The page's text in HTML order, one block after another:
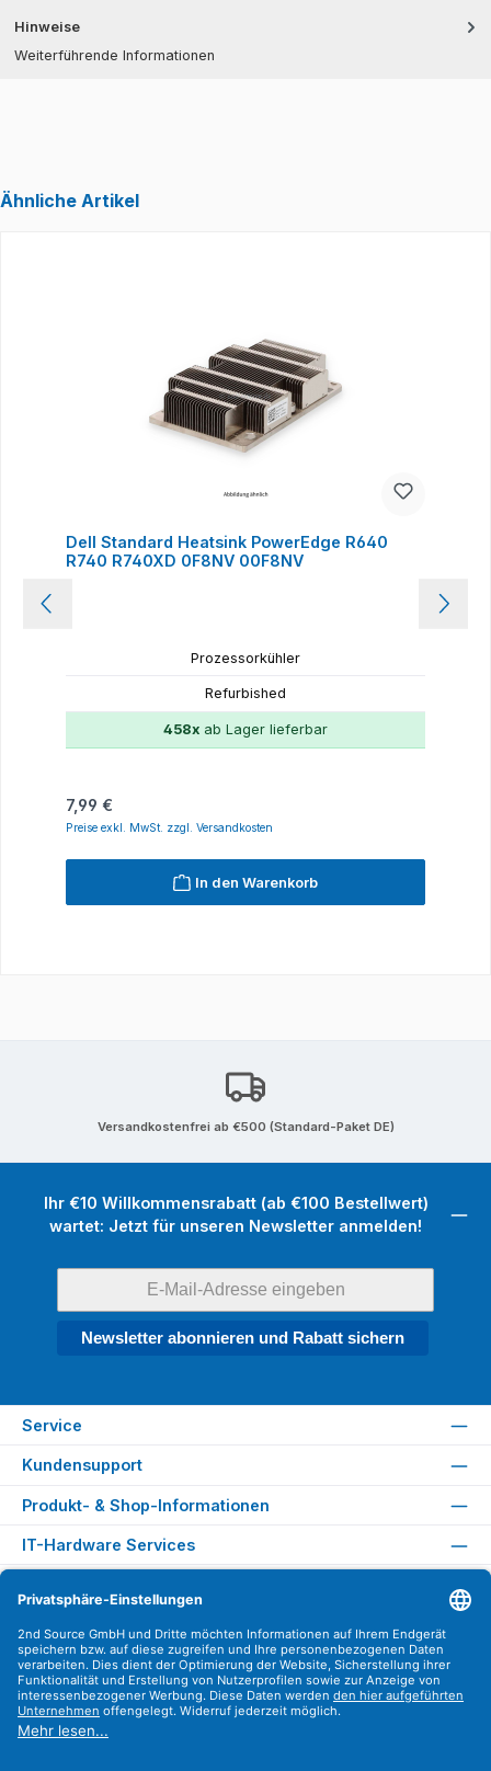
Hinweise
Weiterführende Informationen
Ähnliche Artikel
Dell Standard Heatsink PowerEdge R640
R740 R740XD 0F8NV 00F8NV
Prozessorkühler
Refurbished
458x ab Lager lieferbar
Regulärer Preis:
7,99 €
Preise exkl. MwSt. zzgl. Versandkosten
In den Warenkorb
Versandkostenfrei ab €500 (Standard-Paket DE)
Ihr €10 Willkommensrabatt (ab €100 Bestellwert)
wartet: Jetzt für unseren Newsletter anmelden!
Newsletter abonnieren und Rabatt sichern
Service
Kundensupport
Produkt- & Shop-Informationen
IT-Hardware Services
Versandarten
Zahlungsarten
Sicher Einkaufen
Find us on